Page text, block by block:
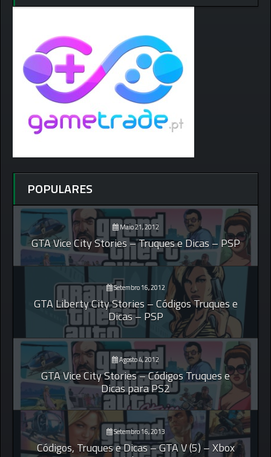
POPULARES
Maio 21, 2012
GTA Vice City Stories – Truques e Dicas – PSP
Setembro 16, 2012
GTA Liberty City Stories – Códigos Truques e
Dicas – PSP
Agosto 4, 2012
GTA Vice City Stories – Códigos Truques e
Dicas para PS2
Setembro 16, 2013
Códigos, Truques e Dicas – GTA V (5) – Xbox